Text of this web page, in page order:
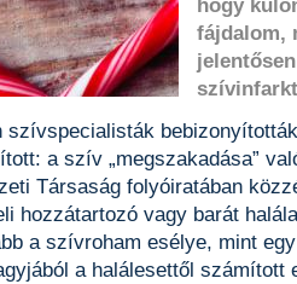
hogy
fájdalom,
szívspecialisták
a szív „megszakadása”
Társaság folyóiratában
hozzátartozó vagy barát
a szívroham esélye, mint
a halálesettől számított